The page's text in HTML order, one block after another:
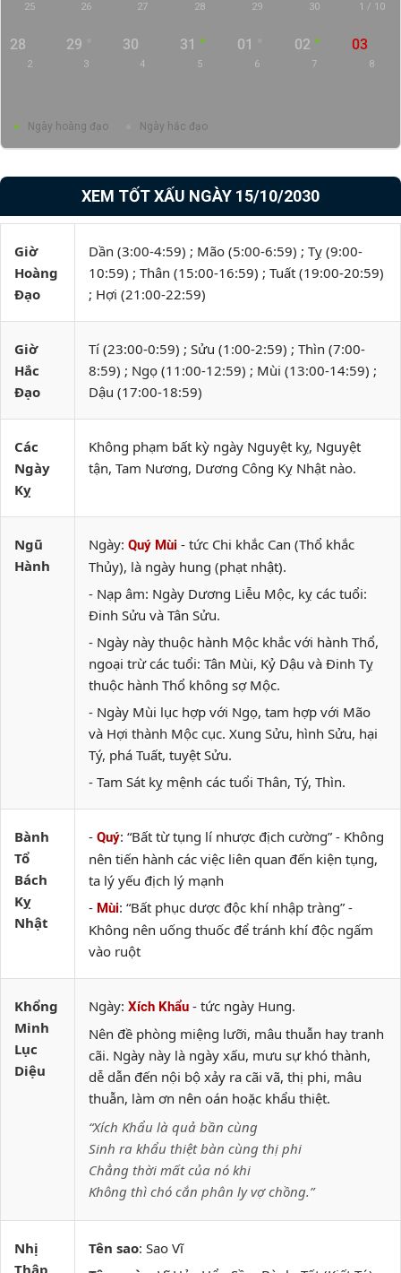
25 26 27 28 29 30 1 / 10
28
2
29
3
30
4
31
5
01
6
02
7
03
8
Ngày hoàng đạo Ngày hắc đạo
XEM TỐT XẤU NGÀY 15/10/2030
Giờ
Hoàng
Đạo
Dần (3:00-4:59) ; Mão (5:00-6:59) ; Tỵ (9:00-
10:59) ; Thân (15:00-16:59) ; Tuất (19:00-20:59)
; Hợi (21:00-22:59)
Giờ
Hắc
Đạo
Tí (23:00-0:59) ; Sửu (1:00-2:59) ; Thìn (7:00-
8:59) ; Ngọ (11:00-12:59) ; Mùi (13:00-14:59) ;
Dậu (17:00-18:59)
Các
Ngày
Kỵ
Không phạm bất kỳ ngày Nguyệt kỵ, Nguyệt
tận, Tam Nương, Dương Công Kỵ Nhật nào.
Ngũ
Hành
Ngày: Quý Mùi - tức Chi khắc Can (Thổ khắc
Thủy), là ngày hung (phạt nhật).
- Nạp âm: Ngày Dương Liễu Mộc, kỵ các tuổi:
Đinh Sửu và Tân Sửu.
- Ngày này thuộc hành Mộc khắc với hành Thổ,
ngoại trừ các tuổi: Tân Mùi, Kỷ Dậu và Đinh Tỵ
thuộc hành Thổ không sợ Mộc.
- Ngày Mùi lục hợp với Ngọ, tam hợp với Mão
và Hợi thành Mộc cục. Xung Sửu, hình Sửu, hại
Tý, phá Tuất, tuyệt Sửu.
- Tam Sát kỵ mệnh các tuổi Thân, Tý, Thìn.
Bành
Tổ
Bách
Kỵ
Nhật
- Quý: “Bất từ tụng lí nhược địch cường” - Không
nên tiến hành các việc liên quan đến kiện tụng,
ta lý yếu địch lý mạnh
- Mùi: “Bất phục dược độc khí nhập tràng” -
Không nên uống thuốc để tránh khí độc ngấm
vào ruột
Khổng
Minh
Lục
Diệu
Ngày: Xích Khẩu - tức ngày Hung.
Nên đề phòng miệng lưỡi, mâu thuẫn hay tranh
cãi. Ngày này là ngày xấu, mưu sự khó thành,
dễ dẫn đến nội bộ xảy ra cãi vã, thị phi, mâu
thuẫn, làm ơn nên oán hoặc khẩu thiệt.
“Xích Khẩu là quả bần cùng
Sinh ra khẩu thiệt bàn cùng thị phi
Chẳng thời mất của nó khi
Không thì chó cắn phân ly vợ chồng.”
Nhị
Thập
Tên sao: Sao Vĩ